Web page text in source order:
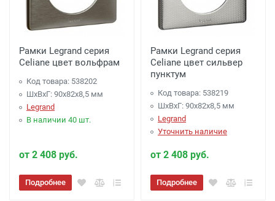
Рамки Legrand серия
Celiane цвет вольфрам
Код товара: 538202
ШхВхГ: 90x82x8,5 мм
Legrand
В наличии 40 шт.
от 2 408 руб.
Подробнее
Рамки Legrand серия
Celiane цвет сильвер
пунктум
Код товара: 538219
ШхВхГ: 90x82x8,5 мм
Legrand
Уточнить наличие
от 2 408 руб.
Подробнее